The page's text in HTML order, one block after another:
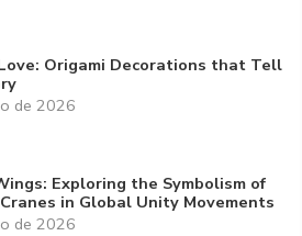
Origami Decorations that Tell
de 2026
Exploring the Symbolism of
in Global Unity Movements
de 2026